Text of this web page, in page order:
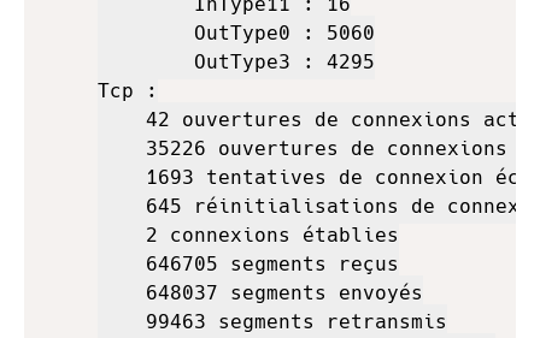
        OutType0 : 5060
        OutType3 : 4295
Tcp :
42 ouvertures de connexions
35226 ouvertures de connexions
1693 tentatives de connexion
645 réinitialisations de
    2 connexions établies
    646705 segments reçus
    648037 segments envoyés
    99463 segments retransmis